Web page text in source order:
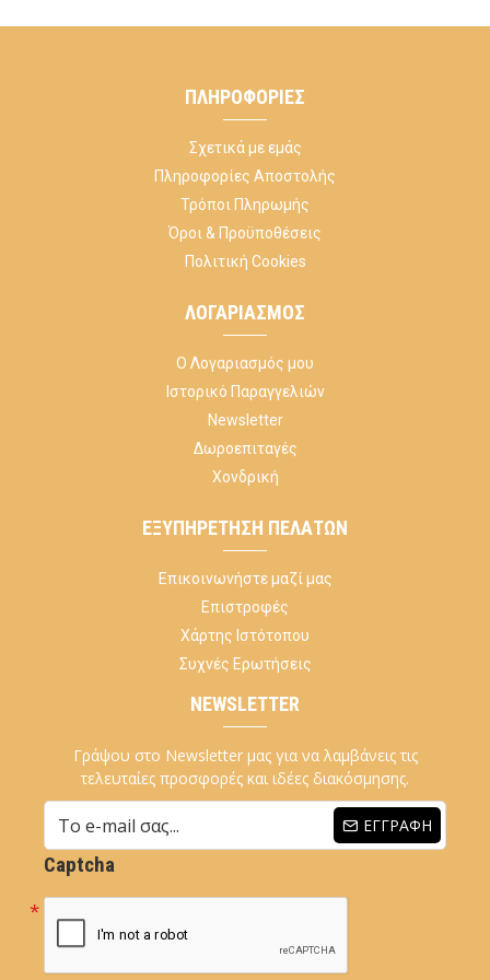
ΠΛΗΡΟΦΟΡΊΕΣ
Σχετικά με εμάς
Πληροφορίες Αποστολής
Τρόποι Πληρωμής
Όροι & Προϋποθέσεις
Πολιτική Cookies
ΛΟΓΑΡΙΑΣΜΌΣ
Ο Λογαριασμός μου
Ιστορικό Παραγγελιών
Newsletter
Δωροεπιταγές
Χονδρική
ΕΞΥΠΗΡΈΤΗΣΗ ΠΕΛΑΤΏΝ
Επικοινωνήστε μαζί μας
Επιστροφές
Χάρτης Ιστότοπου
Συχνές Ερωτήσεις
NEWSLETTER
Γράψου στο Newsletter μας για να λαμβάνεις τις
τελευταίες προσφορές και ιδέες διακόσμησης.
ΕΓΓΡΑΦΉ
Captcha